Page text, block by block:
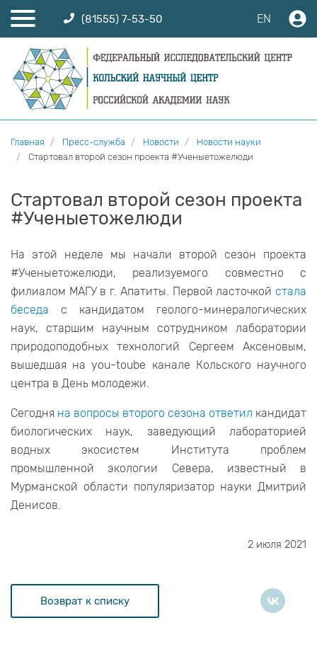
(81555) 7-53-50 EN
Главная Пресс-служба Новости
Новости науки
Стартовал второй сезон проекта #Ученыетожелюди
Стартовал второй сезон проекта
#Ученыетожелюди
На этой неделе мы начали второй сезон проекта
#Ученыетожелюди, реализуемого совместно с
филиалом МАГУ в г. Апатиты. Первой ласточкой стала
беседа с кандидатом геолого-минералогических
наук, старшим научным сотрудником лаборатории
природоподобных технологий Сергеем Аксеновым,
вышедшая на you-toube канале Кольского научного
центра в День молодежи.
Сегодня на вопросы второго сезона ответил кандидат
биологических наук, заведующий лабораторией
водных экосистем Института проблем
промышленной экологии Севера, известный в
Мурманской области популяризатор науки Дмитрий
Денисов.
2 июля 2021
Возврат к списку